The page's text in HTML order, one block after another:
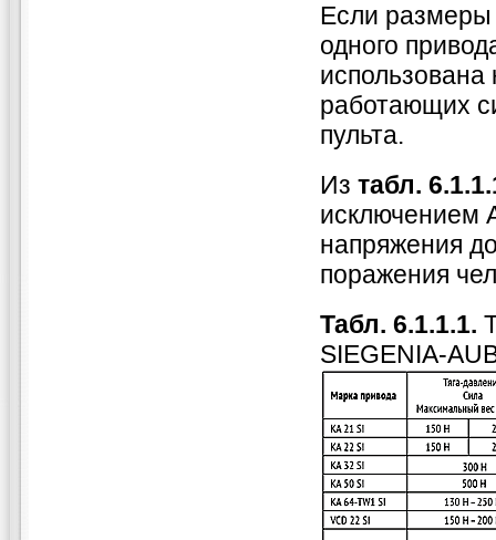
Если размеры
одного
использована
работающих
пульта.
Из табл.
исключением
напряжения
поражения
Табл. 6.1.1.1.
SIEGENIA-